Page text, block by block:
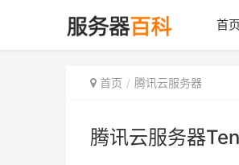
首页
首页 腾讯云服务器
腾讯云服务器